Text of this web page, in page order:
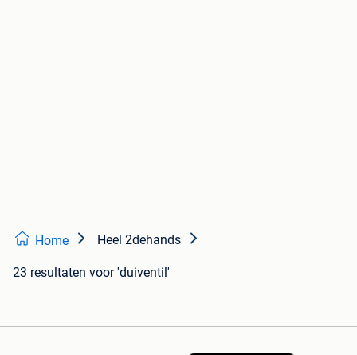
Home Heel 2dehands
23 resultaten voor 'duiventil'